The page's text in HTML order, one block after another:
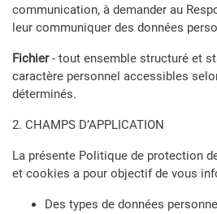
communication, à demander au
leur communiquer des données
Fichier- tout ensemble structuré et
caractère personnel accessibles
déterminés.
2. CHAMPS D’APPLICATION
La présente Politique de protection
et cookies a pour objectif de vous
Des types de données